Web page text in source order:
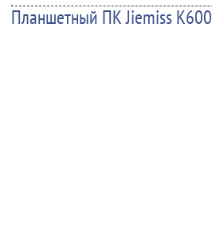
Планшетный ПК Jiemiss K600